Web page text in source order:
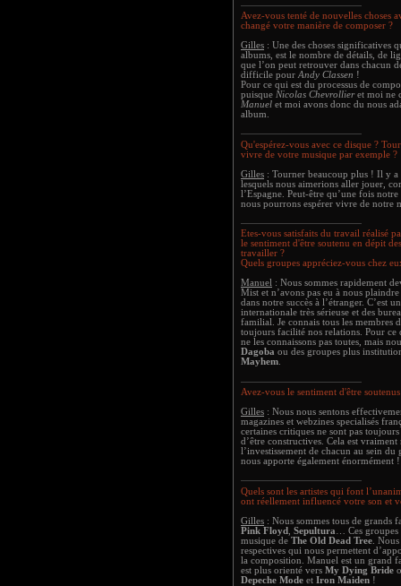
Avez-vous tenté de nouvelles choses
changé votre manière de composer ?
Gilles : Une des choses significatives
albums, est le nombre de détails, de
que l’on peut retrouver dans chacun
difficile pour Andy Classen !
Pour ce qui est du processus de
puisque Nicolas Chevrollieret moi ne
Manuel et moi avons donc du nous
album.
Qu'espérez-vous avec ce disque ?
vivre de votre musique par exemple ?
Gilles : Tourner beaucoup plus ! Il y a
lesquels nous aimerions aller jouer,
l’Espagne. Peut-être qu’une fois
nous pourrons espérer vivre de notre
Etes-vous satisfaits du travail réalisé
le sentiment d'être soutenu en dépit
travailler ?
Quels groupes appréciez-vous chez
Manuel : Nous sommes rapidement
Mist et n’avons pas eu à nous
dans notre succès à l’étranger. C’est
internationale très sérieuse et des
familial. Je connais tous les membres
toujours facilité nos relations. Pour ce
ne les connaissons pas toutes, mais
Dagoba ou des groupes plus
Mayhem.
Avez-vous le sentiment d'être
Gilles : Nous nous sentons
magazines et webzines specialisés
certaines critiques ne sont pas
d’être constructives. Cela est
l’investissement de chacun au sein
nous apporte également énormément !
Quels sont les artistes qui font
ont réellement influencé votre son et
Gilles : Nous sommes tous de grands
Pink Floyd
Sepultura … Ces
musique de The Old Dead Tree .
respectives qui nous permettent
la composition. Manuel est un grand
est plus orienté vers My Dying Bride
Depeche Mode et Iron Maiden !